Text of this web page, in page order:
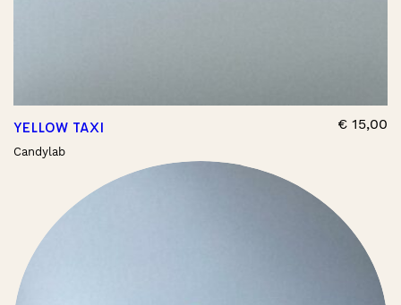
YELLOW TAXI
Candylab
€ 15,00